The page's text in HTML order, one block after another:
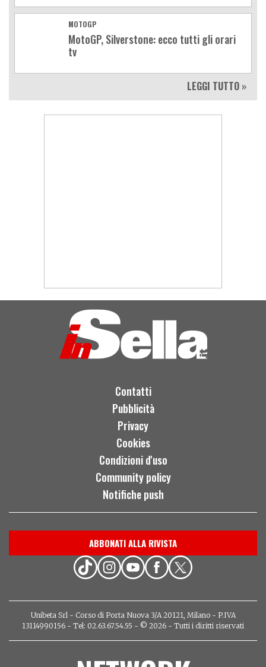
MOTOGP
MotoGP, Silverstone: ecco tutti gli orari
tv
LEGGI TUTTO »
Contatti
Pubblicità
Privacy
Cookies
Condizioni d'uso
Community policy
Notifiche push
ABBONATI ALLA RIVISTA
Unibeta Srl - Corso di Porta Nuova 3/A 20121, Milano - P.IVA
13114990156 - Tel: 02.63.67.54.55 - © 2026 - Tutti i diritti riservati